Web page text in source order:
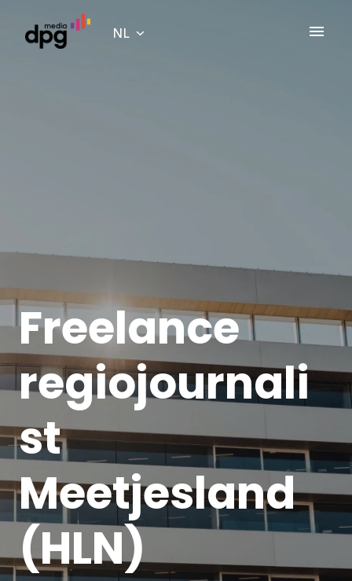
naar
content
HomepaginaNL
Freelance
regiojournali
st
Meetjesland
(HLN)